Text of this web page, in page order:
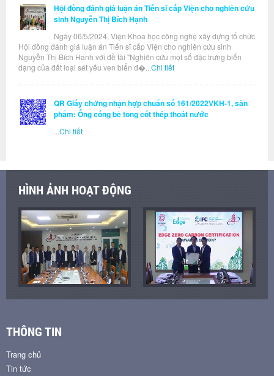
Hội đồng đánh giá luận án Tiến sĩ cấp Viện cho nghiên cứu
sinh Nguyễn Thị Bích Hạnh
Ngày 06/5/2024, Viện Khoa học công nghệ xây dựng tổ chức
Hội đồng đánh giá luận án Tiến sĩ cấp Viện cho nghiên cứu sinh
Nguyễn Thị Bích Hạnh với đề tài "Nghiên cứu một số đặc trưng biến
dạng của đất loại sét yếu ven biển đ�... Chi tiết
QR Giấy chứng nhận hợp chuẩn số 161/2022VKH-1, sản
phẩm: Ống cống bê tông cốt thép thoát nước
Chi tiết
HÌNH ẢNH HOẠT ĐỘNG
THÔNG TIN
Trang chủ
Tin tức